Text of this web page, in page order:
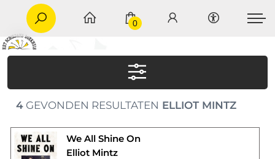
0
4GEVONDEN RESULTATEN ELLIOT MINTZ
We All Shine On
Elliot Mintz